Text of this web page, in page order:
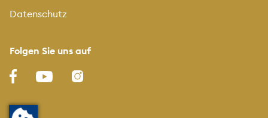
Datenschutz
Folgen Sie uns auf